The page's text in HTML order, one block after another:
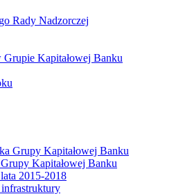
Rady Nadzorczej
Kapitałowej Banku
Grupy Kapitałowej Banku
Grupy Kapitałowej Banku
2015-2018